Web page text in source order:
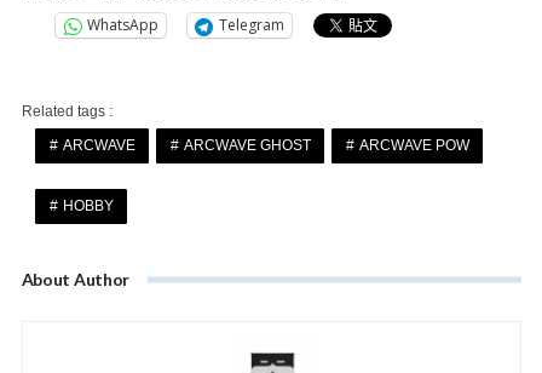
WhatsApp Telegram
Related tags :
ARCWAVE
ARCWAVE GHOST ARCWAVE POW
HOBBY
About Author